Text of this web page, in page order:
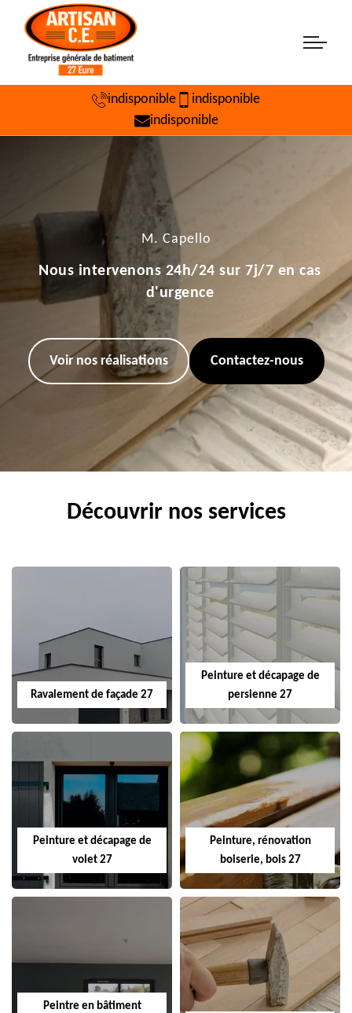
indisponible
indisponible
indisponible
M. Capello
Nous intervenons 24h/24 sur 7j/7 en cas
d'urgence
Voir nos réalisations Contactez-nous
Découvrir nos services
Ravalement de façade 27
Peinture et décapage de
persienne 27
Peinture et décapage de
volet 27
Peinture, rénovation
boiserie, bois 27
Peintre en bâtiment